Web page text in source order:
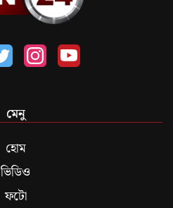
মেনু
হোম
ভিডিও
ফটো